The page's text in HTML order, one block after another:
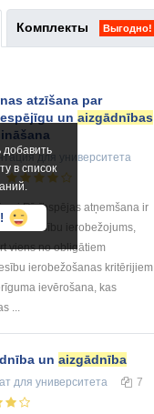
Комплекты Выгодно!
в список
atzīšana par
un aizgādnības
для университета
Rīcībspējas atņemšana ir
cilvēktiesību ierobežojums,
viens no obligātiem
ierobežošanas kritērijiem
ievērošana, kas
...
un aizgādnība
для университета 7